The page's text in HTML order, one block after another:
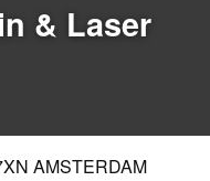
& Laser
AMSTERDAM